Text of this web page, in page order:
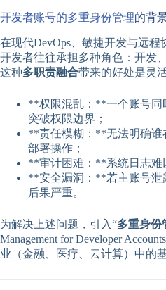
开发者账号的多重身份管理的背
在现代DevOps、敏捷开发与远
开发者往往承担多种角色：开发
这种多职责融合带来的好处是灵
**权限混乱：**一个账号同
突破权限边界；
**责任模糊：**无法明确谁
部署操作；
**审计困难：**系统日志难
**安全漏洞：**若主账号泄
后果严重。
为解决上述问题，引入“多重身份
Management for Developer
业（金融、医疗、云计算）中的